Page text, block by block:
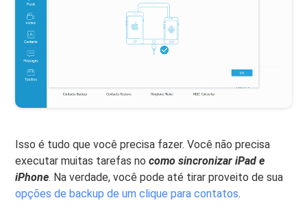
Isso é tudo que você precisa fazer. Você não precisa
executar muitas tarefas nocomo sincronizar iPad e
iPhone. Na verdade, você pode até tirar proveito de sua
opções de backup de um clique para contatos.